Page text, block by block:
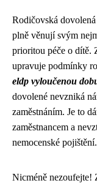
Rodičovská
plně věnují svým
prioritou péče o dítě.
upravuje podmínky
eldp vyloučenou
dovolené nevzniká
zaměstnáním. Je to
zaměstnancem a
nemocenské pojištění.
Nicméně nezoufejte!